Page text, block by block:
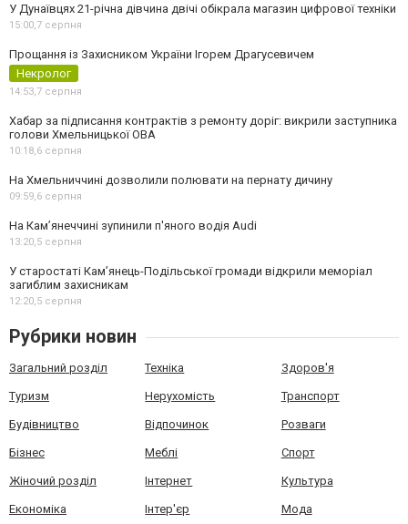
У Дунаївцях 21-річна дівчина двічі обікрала магазин цифрової техніки
15:00,7 серпня
Прощання із Захисником України Ігорем Драгусевичем
Некролог
14:53,7 серпня
Хабар за підписання контрактів з ремонту доріг: викрили заступника
голови Хмельницької ОВА
10:18,6 серпня
На Хмельниччині дозволили полювати на пернату дичину
09:59,6 серпня
На Камʼянеччині зупинили п'яного водія Audi
13:20,5 серпня
У старостаті Кам’янець-Подільської громади відкрили меморіал
загиблим захисникам
12:20,5 серпня
Рубрики новин
Загальний розділ Техніка Здоров'я
Туризм Нерухомість Транспорт
Будівництво Відпочинок Розваги
Бізнес Меблі Спорт
Жіночий розділ Інтернет Культура
Економіка Інтер'єр Мода